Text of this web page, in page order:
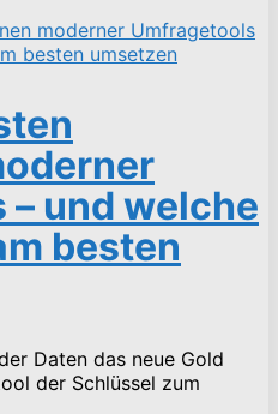
und welche
besten
Daten das neue Gold
der Schlüssel zum